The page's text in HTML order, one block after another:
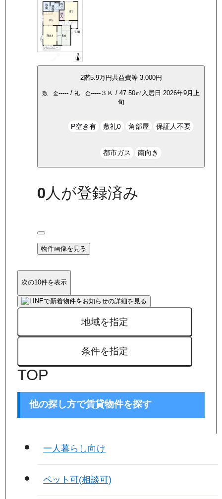
2階5.9万円共益費等 3,000円
敷 金----- / 礼 金----- ３Ｋ / 47.50㎡ 入居日 2026年9月上
旬
P空き有 敷礼0 角部屋 保証人不要
都市ガス 南向き
0 人が登録済み
物件画像を見る
次の10件を表示
地域を指定
条件を指定
TOP
他の探し方で賃貸物件を探す
一人暮らし向け
ペット可(相談可)